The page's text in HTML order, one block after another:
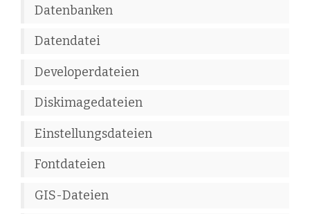
Datenbanken
Datendatei
Developerdateien
Diskimagedateien
Einstellungsdateien
Fontdateien
GIS-Dateien